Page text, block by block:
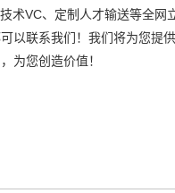
术VC、定制人才输送等全网
以联系我们！我们将为您提
为您创造价值！